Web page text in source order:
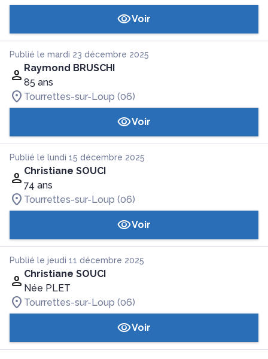
Voir
Publié le mardi 23 décembre 2025
Raymond BRUSCHI
85 ans
Tourrettes-sur-Loup (06)
Voir
Publié le lundi 15 décembre 2025
Christiane SOUCI
74 ans
Tourrettes-sur-Loup (06)
Voir
Publié le jeudi 11 décembre 2025
Christiane SOUCI
Née PLET
Tourrettes-sur-Loup (06)
Voir